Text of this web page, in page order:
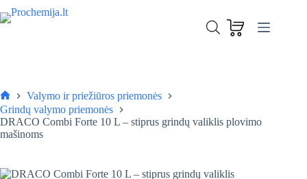
to
Į krepšelį
Pagrindinis
Valymo ir priežiūros priemonės
Grindų valymo priemonės
DRACO Combi Forte 10 L – stiprus grindų valiklis plovimo
mašinoms